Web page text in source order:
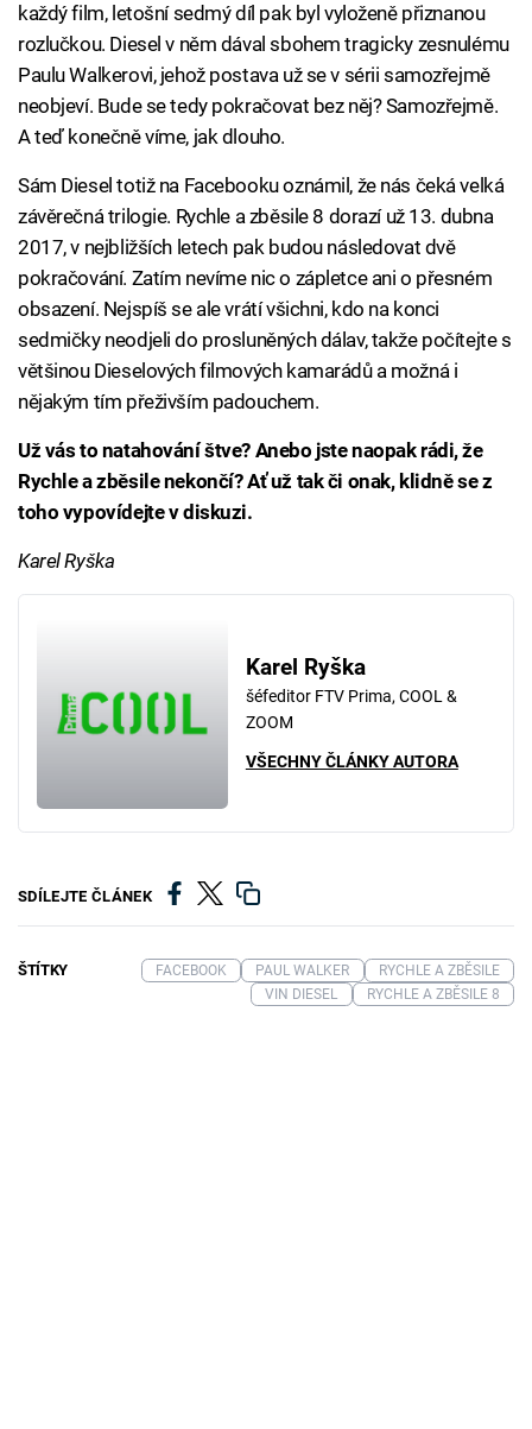
každý film, letošní sedmý díl pak byl vyloženě přiznanou
rozlučkou. Diesel v něm dával sbohem tragicky zesnulému
Paulu Walkerovi, jehož postava už se v sérii samozřejmě
neobjeví. Bude se tedy pokračovat bez něj? Samozřejmě.
A teď konečně víme, jak dlouho.
Sám Diesel totiž na Facebooku oznámil, že nás čeká velká
závěrečná trilogie. Rychle a zběsile 8 dorazí už 13. dubna
2017, v nejbližších letech pak budou následovat dvě
pokračování. Zatím nevíme nic o zápletce ani o přesném
obsazení. Nejspíš se ale vrátí všichni, kdo na konci
sedmičky neodjeli do prosluněných dálav, takže počítejte s
většinou Dieselových filmových kamarádů a možná i
nějakým tím přeživším padouchem.
Už vás to natahování štve? Anebo jste naopak rádi, že
Rychle a zběsile nekončí? Ať už tak či onak, klidně se z
toho vypovídejte v diskuzi.
Karel Ryška
Karel Ryška
šéfeditor FTV Prima, COOL &
ZOOM
VŠECHNY ČLÁNKY AUTORA
SDÍLEJTE ČLÁNEK
ŠTÍTKY FACEBOOK PAUL WALKER
RYCHLE A ZBĚSILE
VIN DIESEL
RYCHLE A ZBĚSILE 8